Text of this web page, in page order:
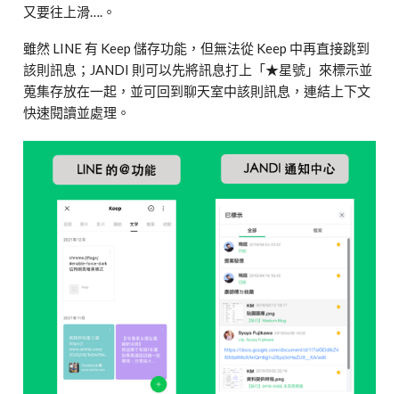
又要往上滑….。
雖然 LINE 有 Keep 儲存功能，但無法從 Keep 中再直接跳到
該則訊息；JANDI 則可以先將訊息打上「★星號」來標示並
蒐集存放在一起，並可回到聊天室中該則訊息，連結上下文
快速閱讀並處理。